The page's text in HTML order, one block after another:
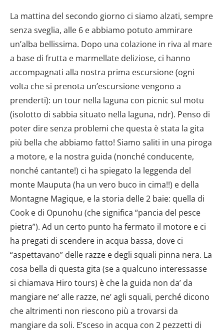
La mattina del secondo giorno ci siamo alzati, sempre
senza sveglia, alle 6 e abbiamo potuto ammirare
un’alba bellissima. Dopo una colazione in riva al mare
a base di frutta e marmellate deliziose, ci hanno
accompagnati alla nostra prima escursione (ogni
volta che si prenota un’escursione vengono a
prenderti): un tour nella laguna con picnic sul motu
(isolotto di sabbia situato nella laguna, ndr). Penso di
poter dire senza problemi che questa è stata la gita
più bella che abbiamo fatto! Siamo saliti in una piroga
a motore, e la nostra guida (nonché conducente,
nonché cantante!) ci ha spiegato la leggenda del
monte Mauputa (ha un vero buco in cima!!) e della
Montagne Magique, e la storia delle 2 baie: quella di
Cook e di Opunohu (che significa “pancia del pesce
pietra”). Ad un certo punto ha fermato il motore e ci
ha pregati di scendere in acqua bassa, dove ci
“aspettavano” delle razze e degli squali pinna nera. La
cosa bella di questa gita (se a qualcuno interessasse
si chiamava Hiro tours) è che la guida non da’ da
mangiare ne’ alle razze, ne’ agli squali, perché dicono
che altrimenti non riescono più a trovarsi da
mangiare da soli. E’sceso in acqua con 2 pezzetti di